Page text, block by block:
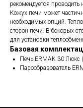
рекомендуется проводить
Кожух печи может
необходимых опций.
сторон печи. В боковых
для установки
Базовая
Печь ERMAK 30 Люкс
Парообразователь